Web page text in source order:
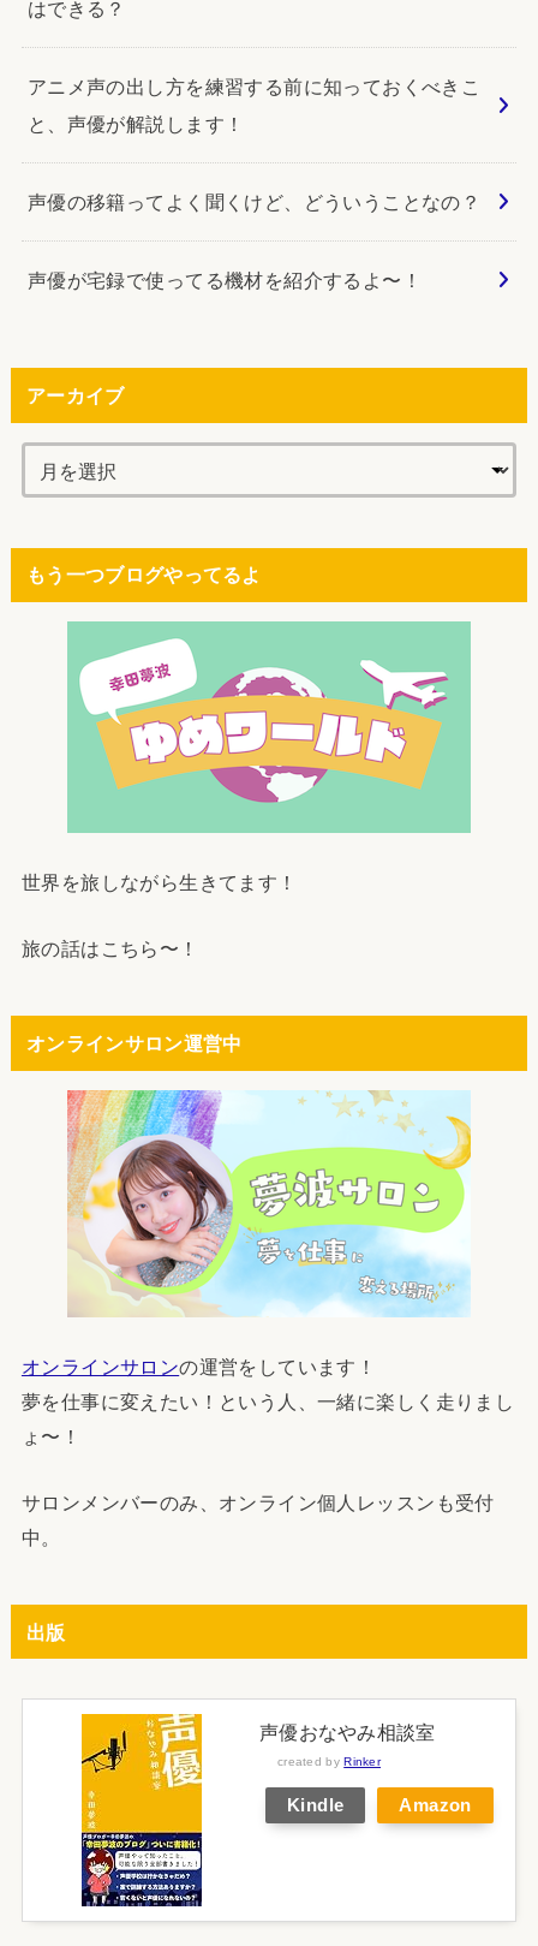
はできる？
アニメ声の出し方を練習する前に知っておくべきこ
と、声優が解説します！
声優の移籍ってよく聞くけど、どういうことなの？
声優が宅録で使ってる機材を紹介するよ〜！
アーカイブ
もう一つブログやってるよ
世界を旅しながら生きてます！
旅の話はこちら〜！
オンラインサロン運営中
オンラインサロンの運営をしています！
夢を仕事に変えたい！という人、一緒に楽しく走りまし
ょ〜！
サロンメンバーのみ、オンライン個人レッスンも受付
中。
出版
声優おなやみ相談室
created by Rinker
Kindle Amazon